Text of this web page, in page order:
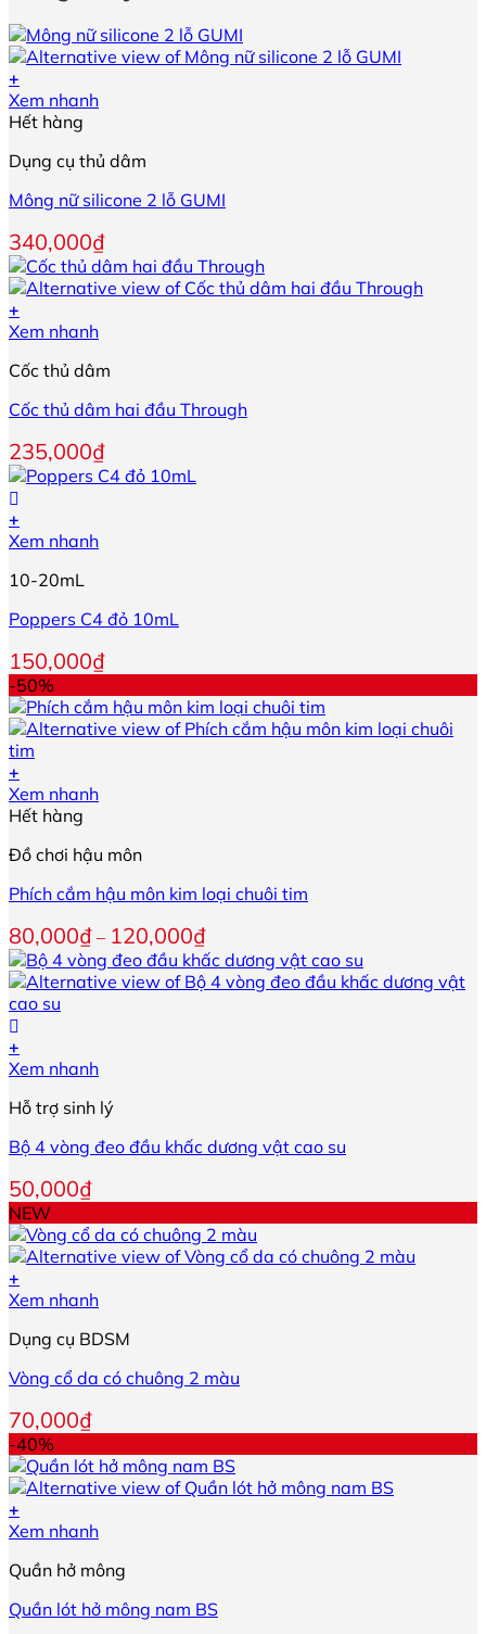
+
Xem nhanh
Hết hàng
Dụng cụ thủ dâm
Mông nữ silicone 2 lỗ GUMI
340,000₫
+
Sản
này
nhiều
biến
thể.
Các
tùy
chọn
có
thể
được
chọn
trên
trang
sản
phẩm
Xem nhanh
Cốc thủ dâm
Cốc thủ dâm hai đầu Through
235,000₫
+
Xem nhanh
10-20mL
Poppers C4 đỏ 10mL
150,000₫
-50%
+
Sản
phẩm
có
biến
thể.
Các
tùy
chọn
có
thể
được
chọn
trên
trang
sản
phẩm
Xem nhanh
Hết hàng
Đồ chơi hậu môn
Phích cắm hậu môn kim loại chuôi tim
80,000₫ – 120,000₫Khoảng
giá:
từ
80,000₫
+
Xem nhanh
Hỗ trợ sinh lý
Bộ 4 vòng đeo đầu khấc dương vật cao su
50,000₫
NEW
+
Sản
này
nhiều
biến
thể.
Các
tùy
chọn
có
thể
được
chọn
trên
trang
Xem nhanh
Dụng cụ BDSM
Vòng cổ da có chuông 2 màu
70,000₫
-40%
+
Sản
này
nhiều
Xem nhanh
Quần hở mông
Quần lót hở mông nam BS